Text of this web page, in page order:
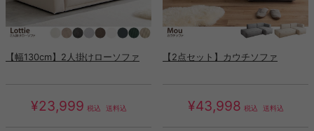
【幅130cm】2人掛けローソファ
¥23,999 税込 送料込
【2点セット】カウチソファ
¥43,998 税込 送料込